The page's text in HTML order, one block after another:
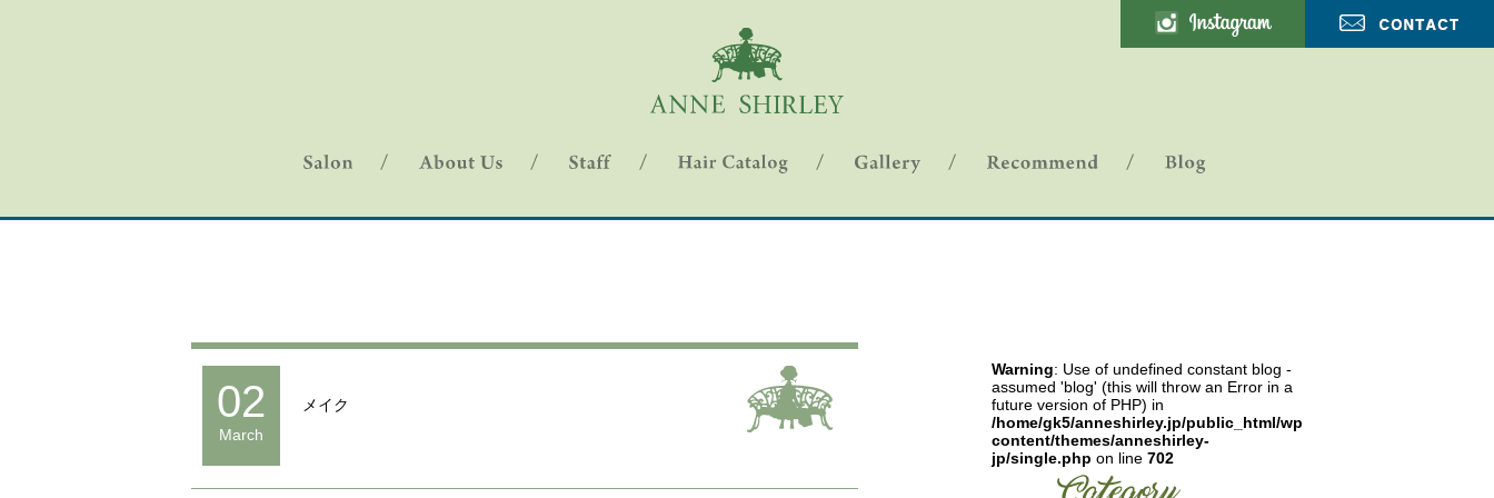
02
March
メイク
Warning: Use of undefined constant blog -
assumed 'blog' (this will throw an Error in a
future version of PHP) in
/home/gk5/anneshirley.jp/public_html/wp-
content/themes/anneshirley-
jp/single.php on line 702